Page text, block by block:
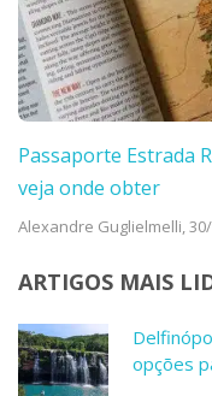
Passaporte Estrada
veja onde obter
Alexandre Guglielmelli,
ARTIGOS MAIS
opções